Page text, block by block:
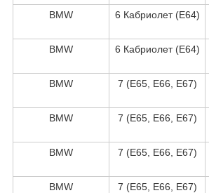
BMW
6 Кабриолет (E64)
BMW
6 Кабриолет (E64)
BMW
7 (E65, E66, E67)
BMW
7 (E65, E66, E67)
BMW
7 (E65, E66, E67)
BMW
7 (E65, E66, E67)